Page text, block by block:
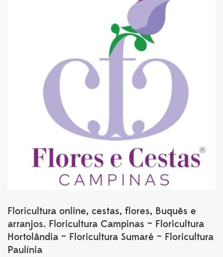
Floricultura online, cestas, flores, Buquês e
arranjos. Floricultura Campinas – Floricultura
Hortolândia – Floricultura Sumaré – Floricultura
Paulínia